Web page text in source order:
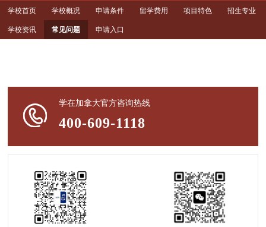
学校首页 学校概况 申请条件 留学费用 项目特色 招生专业
学校资讯 常见问题 申请入口
学在加拿大官方咨询热线
400-609-1118